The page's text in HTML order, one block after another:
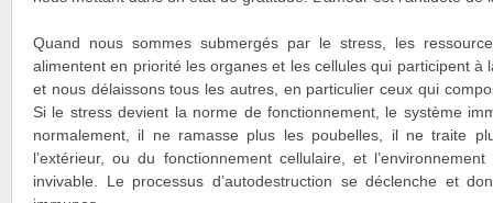
Quand nous sommes submergés par le stress, les
alimentent en priorité les organes et les cellules qui participent à
et nous délaissons tous les autres, en particulier ceux qui
Si le stress devient la norme de fonctionnement, le système
normalement, il ne ramasse plus les poubelles, il ne traite
l’extérieur, ou du fonctionnement cellulaire, et
invivable. Le processus d’autodestruction se déclenche et